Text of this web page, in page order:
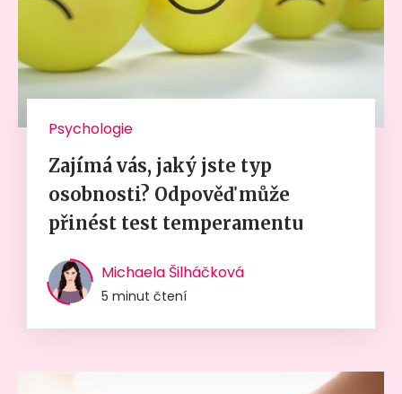
Psychologie
Zajímá vás, jaký jste typ
osobnosti? Odpověď může
přinést test temperamentu
Michaela Šilháčková
5 minut čtení